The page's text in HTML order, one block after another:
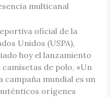
multicanal
oficial de la
Unidos (USPA),
hoy el lanzamiento
de polo, «Un
campaña mundial es un
orígenes